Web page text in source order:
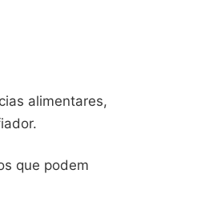
alimentares,
que podem